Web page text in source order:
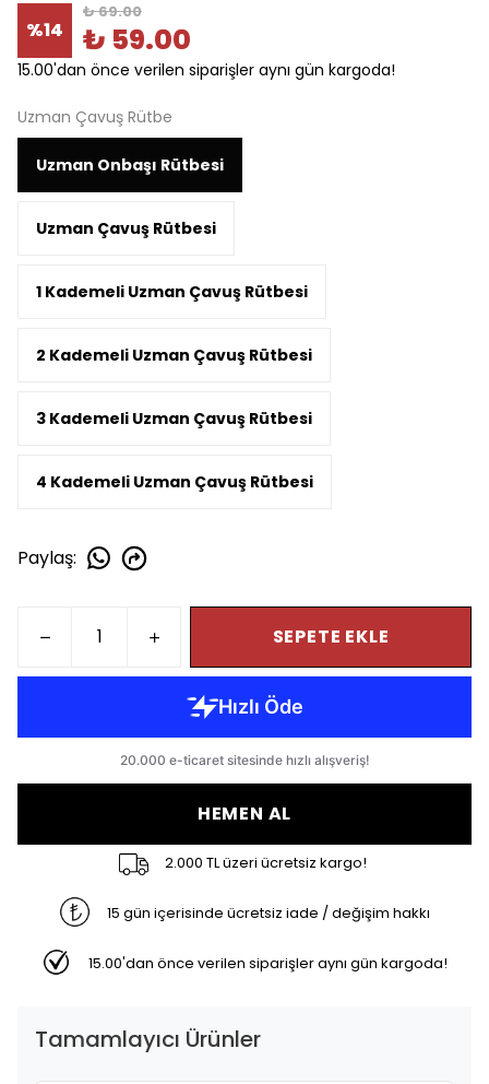
%14
₺ 69.00
₺ 59.00
15.00'dan önce verilen siparişler aynı gün kargoda!
Uzman Çavuş Rütbe
Uzman Onbaşı Rütbesi
Uzman Çavuş Rütbesi
1 Kademeli Uzman Çavuş Rütbesi
2 Kademeli Uzman Çavuş Rütbesi
3 Kademeli Uzman Çavuş Rütbesi
4 Kademeli Uzman Çavuş Rütbesi
Paylaş:
SEPETE EKLE
HEMEN AL
2.000 TL üzeri ücretsiz kargo!
15 gün içerisinde ücretsiz iade / değişim hakkı
15.00'dan önce verilen siparişler aynı gün kargoda!
Tamamlayıcı Ürünler